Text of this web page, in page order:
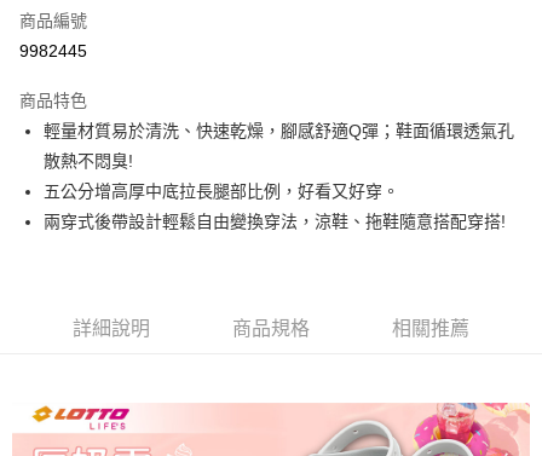
每筆NT$80，滿NT$1,500(含以上)免運費
付款後萊爾富取貨
每筆NT$80，滿NT$3,000(含以上)免運費
付款後7-11取貨
每筆NT$80，滿NT$1,500(含以上)免運費
宅配
商品編號
9982445
商品特色
輕量材質易於清洗、快速乾燥，腳感舒適Q彈；鞋面循環透氣孔
散熱不悶臭!
五公分增高厚中底拉長腿部比例，好看又好穿。
兩穿式後帶設計輕鬆自由變換穿法，涼鞋、拖鞋隨意搭配穿搭!
詳細說明 商品規格 相關推薦